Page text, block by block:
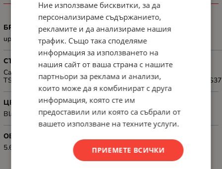
ХАРАКТЕРИСТИКИ
БРОЙ СТРАНИЦИ
up to 100 pages of A4 documents
СЪВМЕСТИМОСТ
Canon PIXMA
TS3550i/TS3551i/TR4750i/TR4751i/TR4755i/TR4756i/TS3750i/
ЦВЯТ
Black
ОБЕМ, ML
5.6 ml
Ние използваме бисквитки, за да
персонализираме съдържанието,
рекламите и да анализираме нашия
трафик. Също така споделяме
информация за използването на
нашия сайт от ваша страна с нашите
партньори за реклама и анализи,
които може да я комбинират с друга
информация, която сте им
предоставили или която са събрали от
вашето използване на техните услуги.
ПРИЕМЕТЕ ВСИЧКИ